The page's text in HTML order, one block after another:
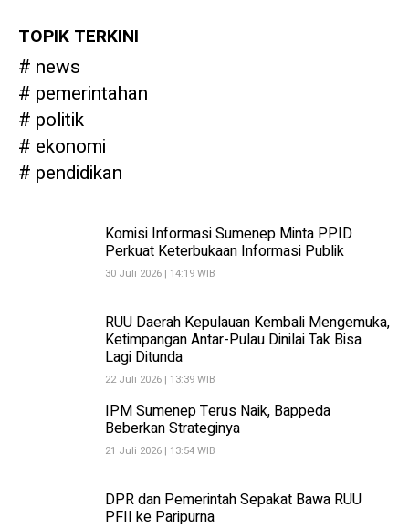
TOPIK TERKINI
news
pemerintahan
politik
ekonomi
pendidikan
Komisi Informasi Sumenep Minta PPID
Perkuat Keterbukaan Informasi Publik
30 Juli 2026 | 14:19 WIB
RUU Daerah Kepulauan Kembali Mengemuka,
Ketimpangan Antar-Pulau Dinilai Tak Bisa
Lagi Ditunda
22 Juli 2026 | 13:39 WIB
IPM Sumenep Terus Naik, Bappeda
Beberkan Strateginya
21 Juli 2026 | 13:54 WIB
DPR dan Pemerintah Sepakat Bawa RUU
PFII ke Paripurna